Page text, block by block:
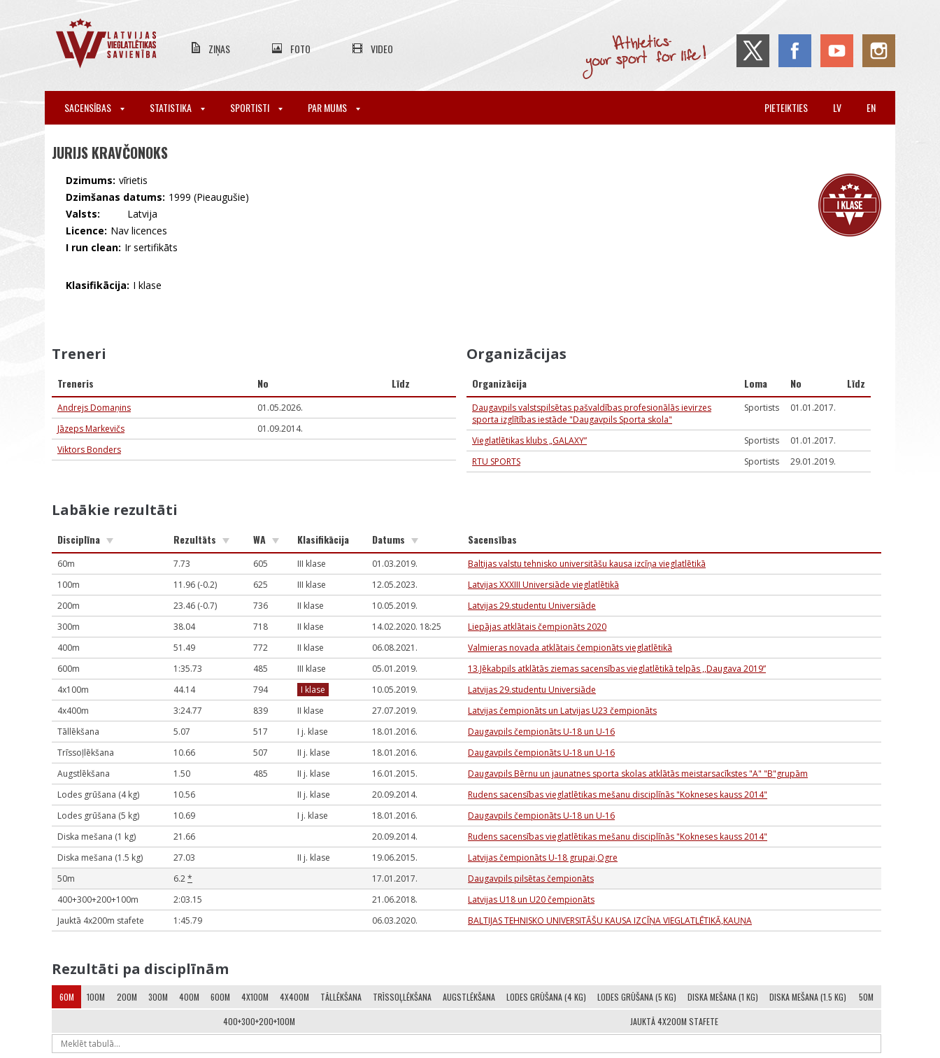
ZIŅAS FOTO VIDEO
SACENSĪBAS STATISTIKA SPORTISTI PAR MUMS EN
LV
PIETEIKTIES
JURIJS KRAVČONOKS
Dzimums: vīrietis
Dzimšanas datums: 1999 (Pieaugušie)
Valsts:
🇱🇻 Latvija
Licence: Nav licences
I run clean: Ir sertifikāts
Klasifikācija: I klase
Treneri
Treneris No Līdz
Andrejs Domaņins
01.05.2026.
Jāzeps Markevičs
01.09.2014.
Viktors Bonders
Organizācijas
Organizācija Loma No Līdz
Daugavpils valstspilsētas pašvaldības profesionālās ievirzes
sporta izglītības iestāde "Daugavpils Sporta skola"
Sportists 01.01.2017.
Vieglatlētikas klubs „GALAXY” Sportists
01.01.2017.
RTU SPORTS
Sportists 29.01.2019.
Labākie rezultāti
Disciplīna Rezultāts WA Klasifikācija Datums Sacensības
60m 7.73 605 III klase 01.03.2019.
Baltijas valstu tehnisko universitāšu kausa izcīņa vieglatlētikā
100m
11.96 (-0.2) 625 III klase 12.05.2023.
Latvijas XXXIII Universiāde vieglatlētikā
200m
23.46 (-0.7) 736 II klase 10.05.2019.
Latvijas 29.studentu Universiāde
300m
38.04 718 II klase 14.02.2020. 18:25
Liepājas atklātais čempionāts 2020
400m
51.49 772 II klase 06.08.2021.
Valmieras novada atklātais čempionāts vieglatlētikā
600m
1:35.73 485 III klase 05.01.2019.
13.Jēkabpils atklātās ziemas sacensības vieglatlētikā telpās ,,Daugava 2019”
4x100m
44.14 794 I klase 10.05.2019.
Latvijas 29.studentu Universiāde
4x400m
3:24.77 839 II klase 27.07.2019.
Latvijas čempionāts un Latvijas U23 čempionāts
Tāllēkšana
5.07 517 I j. klase 18.01.2016.
Daugavpils čempionāts U-18 un U-16
Trīssoļlēkšana
10.66 507 II j. klase 18.01.2016.
Daugavpils čempionāts U-18 un U-16
Augstlēkšana
1.50 485 II j. klase 16.01.2015.
Daugavpils Bērnu un jaunatnes sporta skolas atklātās meistarsacīkstes "A" "B"grupām
Lodes grūšana (4 kg)
10.56 II j. klase 20.09.2014.
Rudens sacensības vieglatlētikas mešanu disciplīnās "Kokneses kauss 2014"
Lodes grūšana (5 kg)
10.69 I j. klase 18.01.2016.
Daugavpils čempionāts U-18 un U-16
Diska mešana (1 kg)
21.66 20.09.2014.
Rudens sacensības vieglatlētikas mešanu disciplīnās "Kokneses kauss 2014"
Diska mešana (1.5 kg)
27.03 II j. klase 19.06.2015.
Latvijas čempionāts U-18 grupai,Ogre
50m
6.2* 17.01.2017.
Daugavpils pilsētas čempionāts
400+300+200+100m
2:03.15 21.06.2018.
Latvijas U18 un U20 čempionāts
Jauktā 4x200m stafete
1:45.79 06.03.2020. BALTIJAS TEHNISKO UNIVERSITĀŠU KAUSA IZCĪŅA VIEGLATLĒTIKĀ,KAUŅA
Rezultāti pa disciplīnām
60M 100M 200M 300M 400M 600M 4X100M 4X400M TĀLLĒKŠANA TRĪSSOĻLĒKŠANA AUGSTLĒKŠANA LODES GRŪŠANA (4 KG) LODES GRŪŠANA (5 KG) DISKA MEŠANA (1 KG) DISKA MEŠANA (1.5 KG) 50M
400+300+200+100M JAUKTĀ 4X200M STAFETE